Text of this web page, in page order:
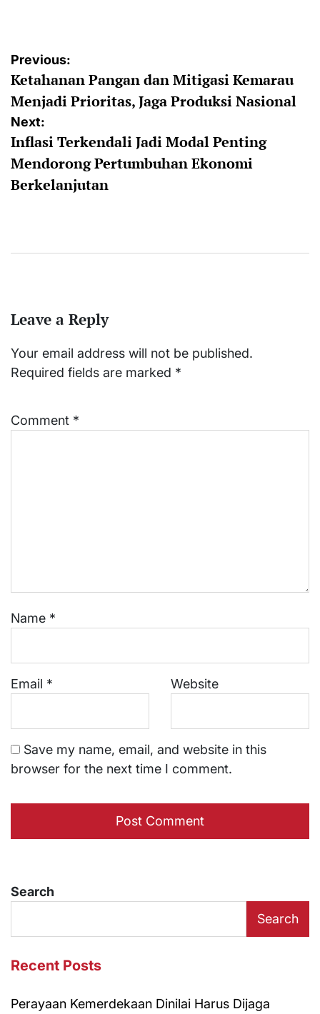
Post
navigation
Previous:
Ketahanan Pangan dan Mitigasi Kemarau
Menjadi Prioritas, Jaga Produksi Nasional
Next:
Inflasi Terkendali Jadi Modal Penting
Mendorong Pertumbuhan Ekonomi
Berkelanjutan
Leave a Reply
Your email address will not be published.
Required fields are marked *
Comment *
Name *
Email * Website
Save my name, email, and website in this
browser for the next time I comment.
Search
Search
Recent Posts
Perayaan Kemerdekaan Dinilai Harus Dijaga